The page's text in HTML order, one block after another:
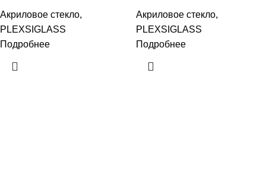
Акриловое стекло,
PLEXSIGLASS
Подробнее
Акриловое стекло,
PLEXSIGLASS
Подробнее